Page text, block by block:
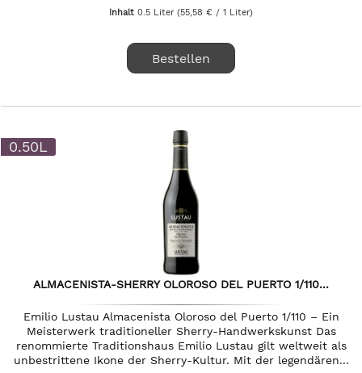
Inhalt0.5 Liter(55,58 € / 1 Liter)
Bestellen
0.50L
ALMACENISTA-SHERRY OLOROSO DEL PUERTO 1/110...
Emilio Lustau Almacenista Oloroso del Puerto 1/110 – Ein
Meisterwerk traditioneller Sherry-Handwerkskunst Das
renommierte Traditionshaus Emilio Lustau gilt weltweit als
unbestrittene Ikone der Sherry-Kultur. Mit der legendären...